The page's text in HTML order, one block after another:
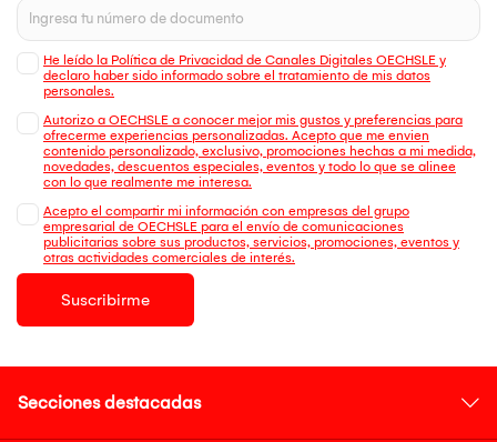
He leído la Política de Privacidad de Canales Digitales OECHSLE y
declaro haber sido informado sobre el tratamiento de mis datos
personales.
Autorizo a OECHSLE a conocer mejor mis gustos y preferencias para
ofrecerme experiencias personalizadas. Acepto que me envien
contenido personalizado, exclusivo, promociones hechas a mi medida,
novedades, descuentos especiales, eventos y todo lo que se alinee
con lo que realmente me interesa.
Acepto el compartir mi información con empresas del grupo
empresarial de OECHSLE para el envío de comunicaciones
publicitarias sobre sus productos, servicios, promociones, eventos y
otras actividades comerciales de interés.
Suscribirme
Secciones destacadas